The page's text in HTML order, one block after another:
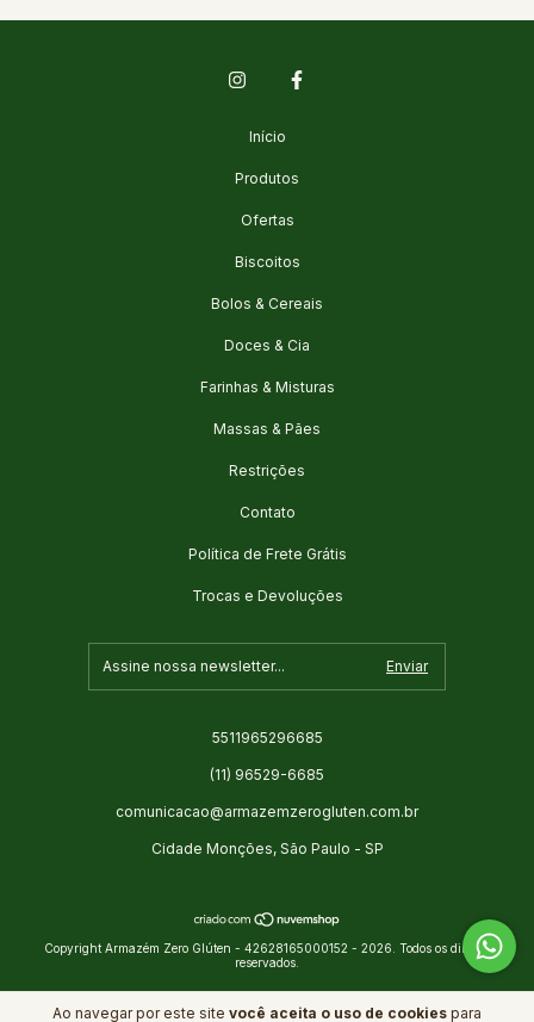
Ao navegar por este site você aceita o uso de cookies para
Início
Produtos
Ofertas
Biscoitos
Bolos & Cereais
Doces & Cia
Farinhas & Misturas
Massas & Pães
Restrições
Contato
Política de Frete Grátis
Trocas e Devoluções
5511965296685
(11) 96529-6685
comunicacao@armazemzerogluten.com.br
Cidade Monções, São Paulo - SP
Copyright Armazém Zero Glúten - 42628165000152 - 2026. Todos os direitos
reservados.